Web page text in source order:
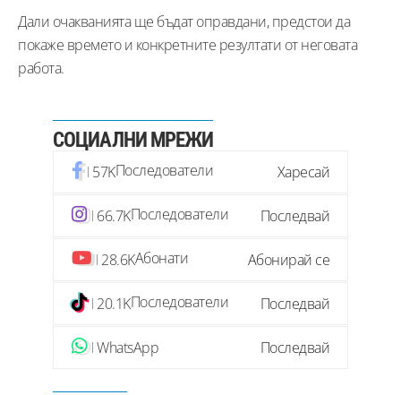
Дали очакванията ще бъдат оправдани, предстои да
покаже времето и конкретните резултати от неговата
работа.
СОЦИАЛНИ МРЕЖИ
57KПоследователи Харесай
66.7KПоследователи Последвай
28.6KАбонати Абонирай се
20.1KПоследователи Последвай
WhatsApp Последвай